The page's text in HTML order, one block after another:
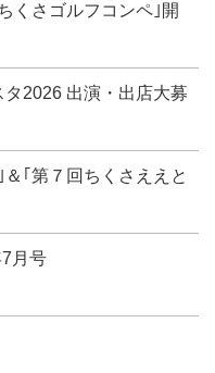
くさゴルフコンペ｣開
2026 出演・出店大募
｢第７回ちくさええと
月号